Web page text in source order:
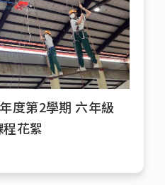
度第2學期 六年級
花絮